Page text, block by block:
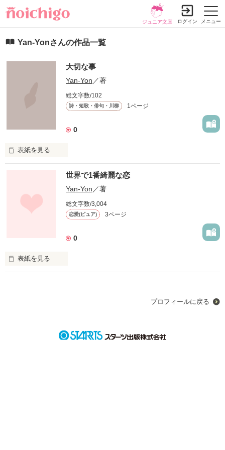
メニュー
ジュニア文庫 ログイン
Yan-Yonさんの作品一覧
大切な事
Yan-Yon ／著
総文字数/102
詩・短歌・俳句・川柳 1ページ
0
表紙を見る
うまく伝えられますか？
作品を読む
世界で1番綺麗な恋
Yan-Yon ／著
総文字数/3,004
恋愛(ピュア) 3ページ
0
表紙を見る
プロフィールに戻る